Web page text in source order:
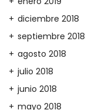
diciembre 2018
septiembre 2018
agosto 2018
julio 2018
junio 2018
mayo 2018